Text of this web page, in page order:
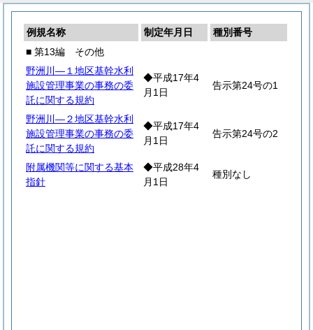
例規名称 制定年月日
種別番号
■ 第13編 その他
野洲川―１地区基幹水利
施設管理事業の事務の委
託に関する規約
◆平成17年4
月1日
告示第24号の1
野洲川―２地区基幹水利
施設管理事業の事務の委
託に関する規約
◆平成17年4
月1日
告示第24号の2
附属機関等に関する基本
指針
◆平成28年4
月1日
種別なし